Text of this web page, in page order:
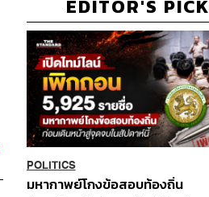
EDITOR'S PICK
POLITICS
มหากาพย์โกงข้อสอบท้องถิ่น